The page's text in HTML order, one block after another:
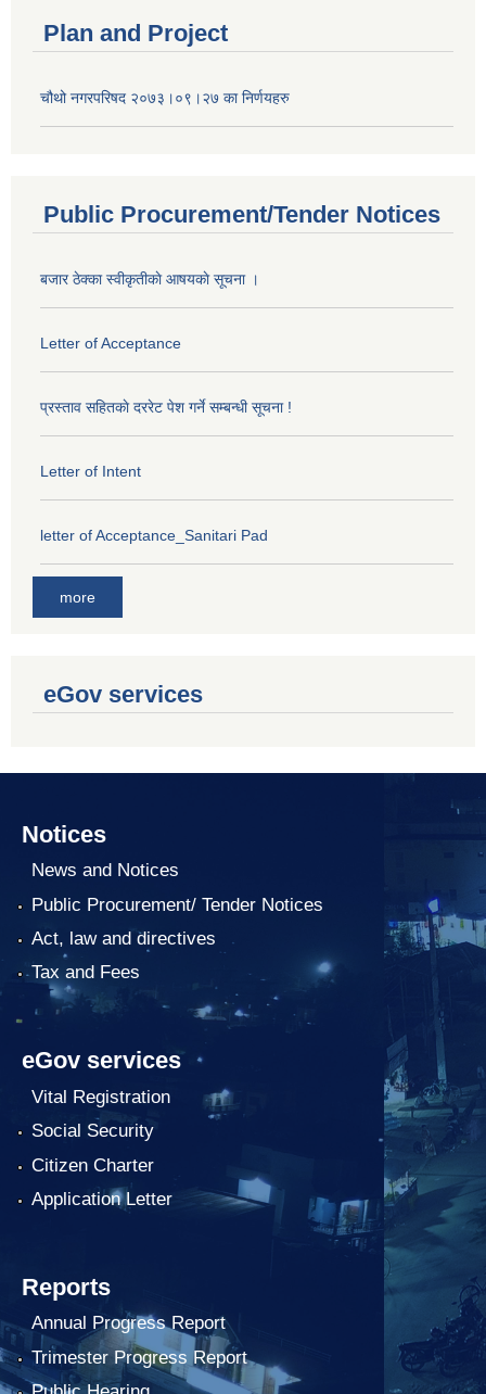
Plan and Project
चौथो नगरपरिषद २०७३।०९।२७ का निर्णयहरु
Public Procurement/Tender Notices
बजार ठेक्का स्वीकृतीकाे आषयकाे सूचना ।
Letter of Acceptance
प्रस्ताव सहितकाे दररेट पेश गर्ने सम्बन्धी सूचना !
Letter of Intent
letter of Acceptance_Sanitari Pad
more
eGov services
Notices
News and Notices
Public Procurement/ Tender Notices
Act, law and directives
Tax and Fees
eGov services
Vital Registration
Social Security
Citizen Charter
Application Letter
Reports
Annual Progress Report
Trimester Progress Report